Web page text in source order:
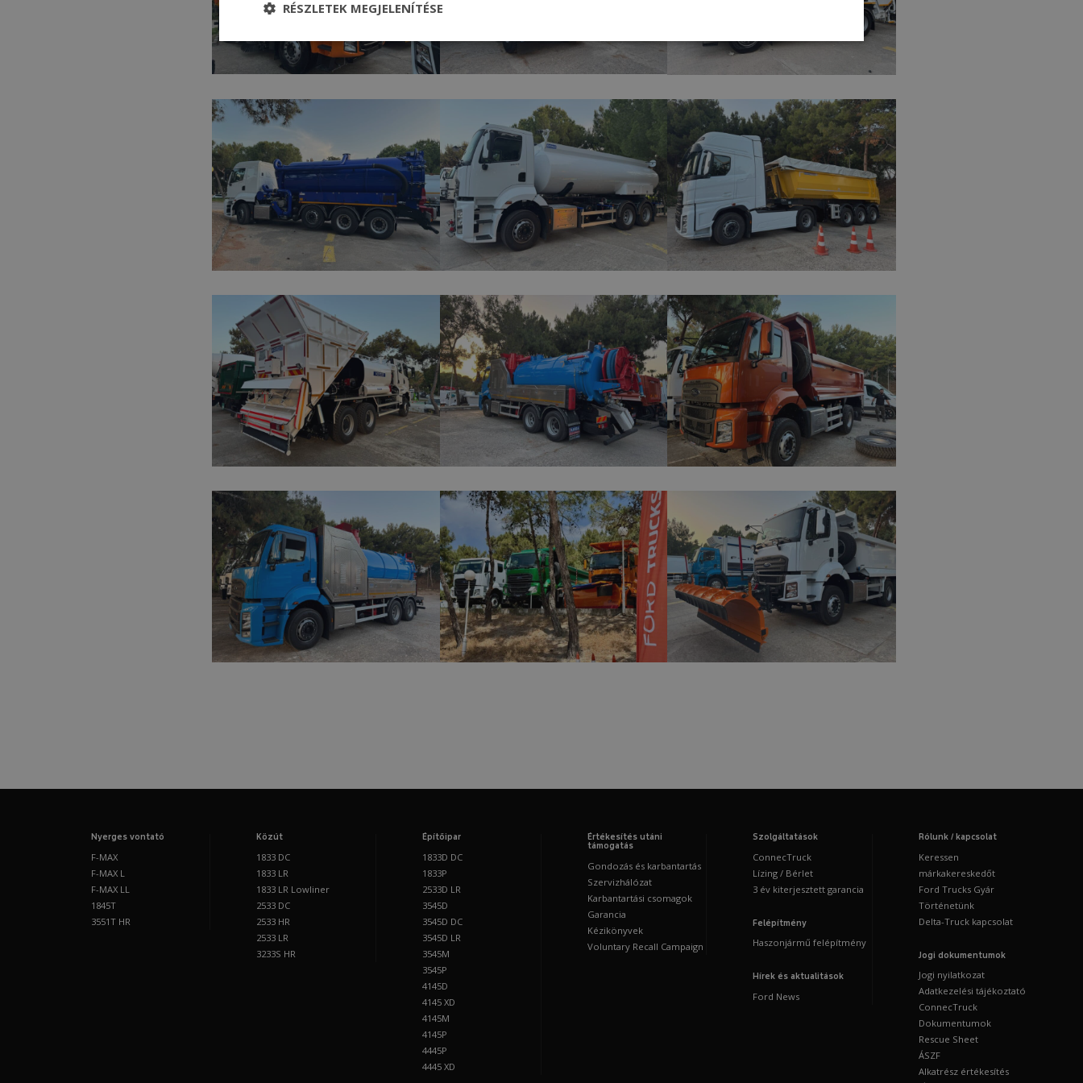
Nyerges vontató
F-MAX
F-MAX L
F-MAX LL
1845T
3551T HR
Közút
1833 DC
1833 LR
1833 LR Lowliner
2533 DC
2533 HR
2533 LR
3233S HR
Építőipar
1833D DC
1833P
2533D LR
3545D
3545D DC
3545D LR
3545M
3545P
4145D
4145 XD
4145M
4145P
4445P
4445 XD
Értékesítés utáni
támogatás
Gondozás és karbantartás
Szervizhálózat
Karbantartási csomagok
Garancia
Kézikönyvek
Voluntary Recall Campaign
Szolgáltatások
ConnecTruck
Lízing / Bérlet
3 év kiterjesztett garancia
Felépítmény
Haszonjármű felépítmény
Hírek és aktualitások
Ford News
Rólunk / kapcsolat
Keressen
márkakereskedőt
Ford Trucks Gyár
Történetünk
Delta-Truck kapcsolat
Jogi dokumentumok
Jogi nyilatkozat
Adatkezelési tájékoztató
ConnecTruck
Dokumentumok
Rescue Sheet
ÁSZF
Alkatrész értékesítés
RÉSZLETEK MEGJELENÍTÉSE